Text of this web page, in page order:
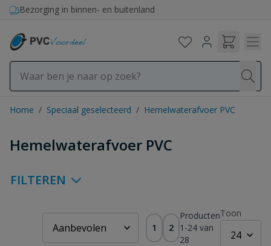
Ga naar de inhoud
Bezorging in binnen- en buitenland
Home / Speciaal geselecteerd / Hemelwaterafvoer PVC
Hemelwaterafvoer PVC
FILTEREN
Producten
1 -24 van
28
1 2
Toon